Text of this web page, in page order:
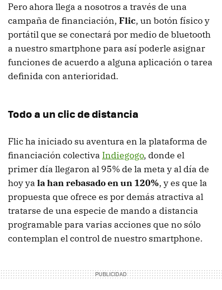
Pero ahora llega a nosotros a través de una
campaña de financiación, Flic, un botón físico y
portátil que se conectará por medio de bluetooth
a nuestro smartphone para así poderle asignar
funciones de acuerdo a alguna aplicación o tarea
definida con anterioridad.
Todo a un clic de distancia
Flic ha iniciado su aventura en la plataforma de
financiación colectiva Indiegogo, donde el
primer día llegaron al 95% de la meta y al día de
hoy ya la han rebasado en un 120%, y es que la
propuesta que ofrece es por demás atractiva al
tratarse de una especie de mando a distancia
programable para varias acciones que no sólo
contemplan el control de nuestro smartphone.